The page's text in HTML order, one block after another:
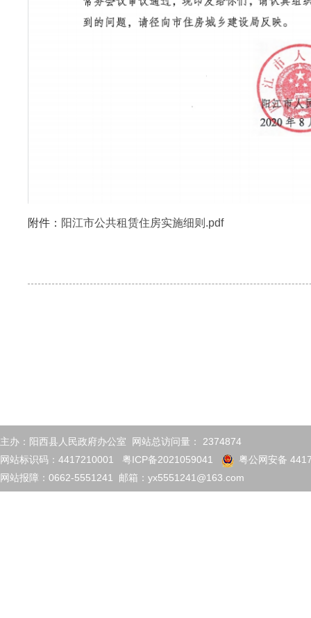
附件： 阳江市公共租赁住房实施细则.pdf
主办：阳西县人民政府办公室 网站总访问量： 2374874
网站标识码：4417210001 粤ICP备2021059041
粤公网安备
网站报障：0662-5551241 邮箱：yx5551241@163.com